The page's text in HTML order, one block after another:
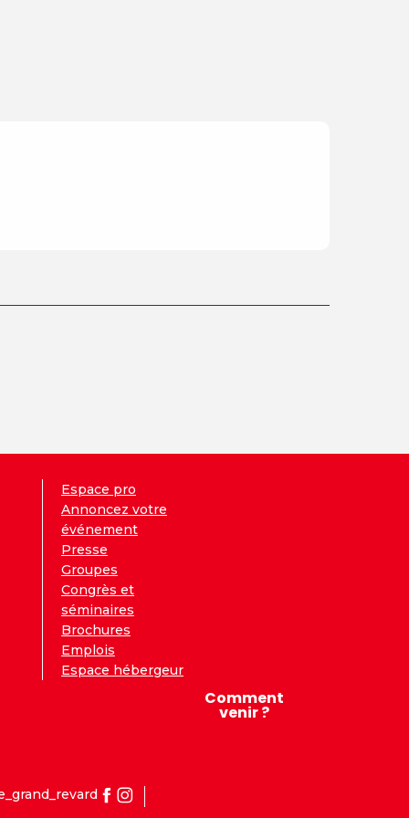
Espace pro
Annoncez votre
événement
Presse
Groupes
Congrès et
séminaires
Brochures
Emplois
Espace hébergeur
Comment
venir ?